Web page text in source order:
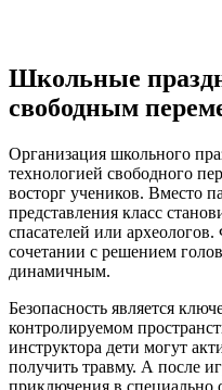
Школьные
свободным
Организация школьного
технологией свободного
восторг учеников. Вместо
представления класс
спасателей или
сочетании с решением
динамичным.
Безопасность является
контролируемом
инструктора дети могут
получить травму. А после
приключения в специально